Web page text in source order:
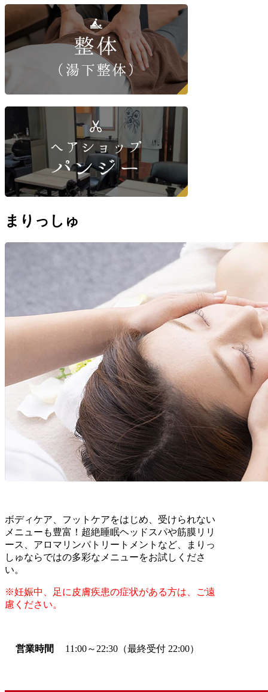
まりっしゅ
ボディケア、フットケアをはじめ、受けられない
メニューも豊富！超絶睡眠ヘッドスパや筋膜リリ
ース、アロマリンパトリートメントなど、まりっ
しゅならではの多彩なメニューをお試しくださ
い。
※妊娠中、足に皮膚疾患の症状がある方は、ご遠
慮ください。
営業時間 11:00～22:30 （最終受付 22:00）